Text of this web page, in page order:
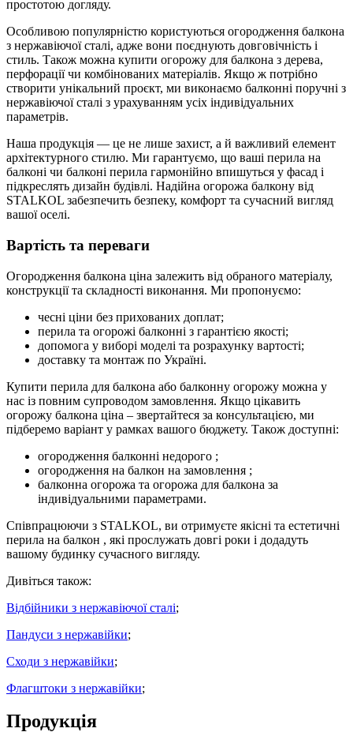
простотою догляду.
Особливою популярністю користуються огородження балкона
з нержавіючої сталі, адже вони поєднують довговічність і
стиль. Також можна купити огорожу для балкона з дерева,
перфорації чи комбінованих матеріалів. Якщо ж потрібно
створити унікальний проєкт, ми виконаємо балконні поручні з
нержавіючої сталі з урахуванням усіх індивідуальних
параметрів.
Наша продукція — це не лише захист, а й важливий елемент
архітектурного стилю. Ми гарантуємо, що ваші перила на
балконі чи балконі перила гармонійно впишуться у фасад і
підкреслять дизайн будівлі. Надійна огорожа балкону від
STALKOL забезпечить безпеку, комфорт та сучасний вигляд
вашої оселі.
Вартість та переваги
Огородження балкона ціна залежить від обраного матеріалу,
конструкції та складності виконання. Ми пропонуємо:
чесні ціни без прихованих доплат;
перила та огорожі балконні з гарантією якості;
допомога у виборі моделі та розрахунку вартості;
доставку та монтаж по Україні.
Купити перила для балкона або балконну огорожу можна у
нас із повним супроводом замовлення. Якщо цікавить
огорожу балкона ціна – звертайтеся за консультацією, ми
підберемо варіант у рамках вашого бюджету. Також доступні:
огородження балконні недорого ;
огородження на балкон на замовлення ;
балконна огорожа та огорожа для балкона за
індивідуальними параметрами.
Співпрацюючи з STALKOL, ви отримуєте якісні та естетичні
перила на балкон , які прослужать довгі роки і додадуть
вашому будинку сучасного вигляду.
Дивіться також:
Відбійники з нержавіючої сталі;
Пандуси з нержавійки;
Сходи з нержавійки;
Флагштоки з нержавійки;
Продукція